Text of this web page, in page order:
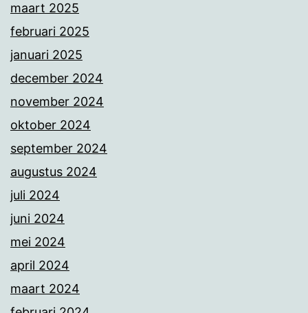
maart 2025
februari 2025
januari 2025
december 2024
november 2024
oktober 2024
september 2024
augustus 2024
juli 2024
juni 2024
mei 2024
april 2024
maart 2024